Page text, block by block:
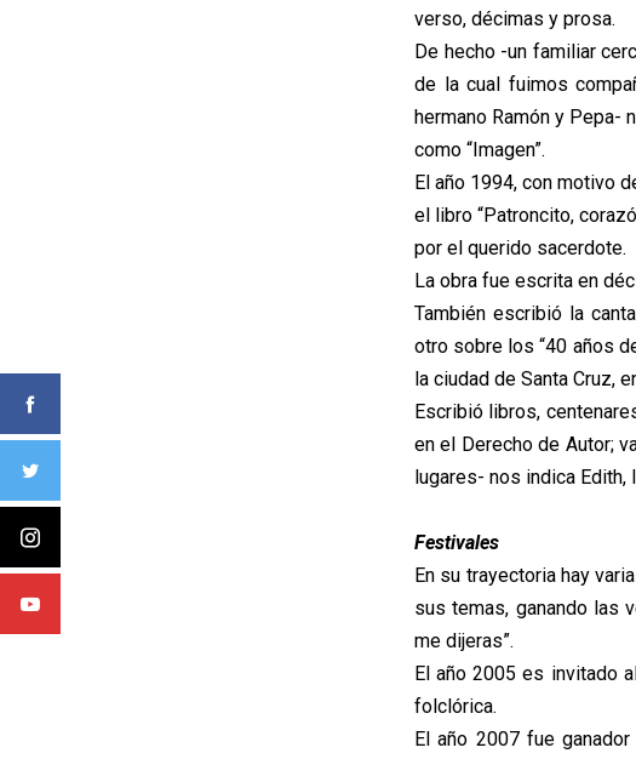
verso, décimas y prosa.
De hecho -un familiar
de la cual fuimos
hermano Ramón y
como “Imagen”.
El año 1994, con motivo
el libro “Patroncito,
por el querido sacerdote.
La obra fue escrita en
También escribió la
otro sobre los “40 años
la ciudad de Santa Cruz,
Escribió libros,
en el Derecho de Autor;
lugares- nos indica
Festivales
En su trayectoria hay
sus temas, ganando las
me dijeras”.
El año 2005 es invitado
folclórica.
El año 2007 fue